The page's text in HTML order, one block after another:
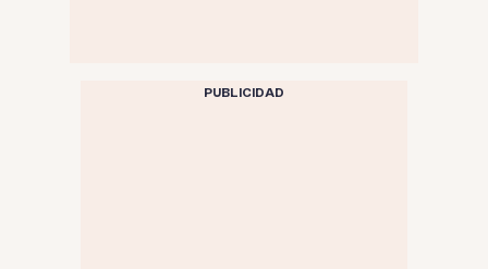
PUBLICIDAD